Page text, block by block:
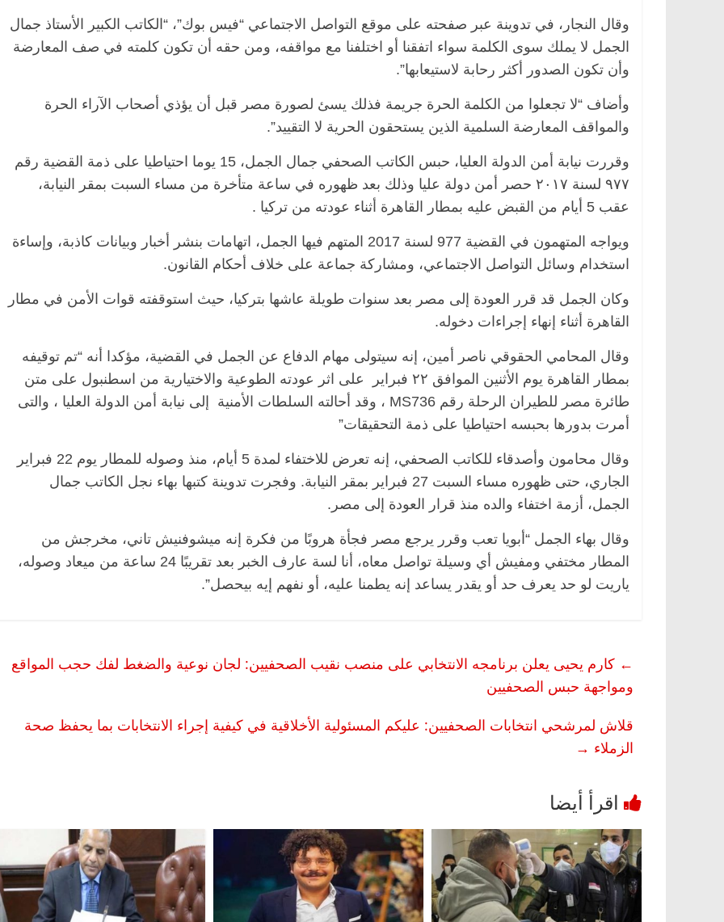
وقال النجار، في تدوينة عبر صفحته على موقع التواصل الاجتماعي “فيس بوك”، “الكاتب الكبير الأستاذ جمال
الجمل لا يملك سوى الكلمة سواء اتفقنا أو اختلفنا مع مواقفه، ومن حقه أن تكون كلمته في صف المعارضة
وأن تكون الصدور أكثر رحابة لاستيعابها”.
وأضاف “لا تجعلوا من الكلمة الحرة جريمة فذلك يسئ لصورة مصر قبل أن يؤذي أصحاب الآراء الحرة
والمواقف المعارضة السلمية الذين يستحقون الحرية لا التقييد”.
وقررت نيابة أمن الدولة العليا، حبس الكاتب الصحفي جمال الجمل، 15 يوما احتياطيا على ذمة القضية رقم
٩٧٧ لسنة ٢٠١٧ حصر أمن دولة عليا وذلك بعد ظهوره في ساعة متأخرة من مساء السبت بمقر النيابة،
عقب 5 أيام من القبض عليه بمطار القاهرة أثناء عودته من تركيا .
ويواجه المتهمون في القضية 977 لسنة 2017 المتهم فيها الجمل، اتهامات بنشر أخبار وبيانات كاذبة، وإساءة
استخدام وسائل التواصل الاجتماعي، ومشاركة جماعة على خلاف أحكام القانون.
وكان الجمل قد قرر العودة إلى مصر بعد سنوات طويلة عاشها بتركيا، حيث استوقفته قوات الأمن في مطار
القاهرة أثناء إنهاء إجراءات دخوله.
وقال المحامي الحقوقي ناصر أمين، إنه سيتولى مهام الدفاع عن الجمل في القضية، مؤكدا أنه “تم توقيفه
بمطار القاهرة يوم الأثنين الموافق ٢٢ فبراير على اثر عودته الطوعية والاختيارية من اسطنبول على متن
طائرة مصر للطيران الرحلة رقم MS736 ، وقد أحالته السلطات الأمنية إلى نيابة أمن الدولة العليا ، والتى
أمرت بدورها بحبسه احتياطيا على ذمة التحقيقات”
وقال محامون وأصدقاء للكاتب الصحفي، إنه تعرض للاختفاء لمدة 5 أيام، منذ وصوله للمطار يوم 22 فبراير
الجاري، حتى ظهوره مساء السبت 27 فبراير بمقر النيابة. وفجرت تدوينة كتبها بهاء نجل الكاتب جمال
الجمل، أزمة اختفاء والده منذ قرار العودة إلى مصر.
وقال بهاء الجمل “أبويا تعب وقرر يرجع مصر فجأة هروبًا من فكرة إنه ميشوفنيش تاني، مخرجش من
المطار مختفي ومفيش أي وسيلة تواصل معاه، أنا لسة عارف الخبر بعد تقريبًا 24 ساعة من ميعاد وصوله،
ياريت لو حد يعرف حد أو يقدر يساعد إنه يطمنا عليه، أو نفهم إيه بيحصل”.
← كارم يحيى يعلن برنامجه الانتخابي على منصب نقيب الصحفيين: لجان نوعية والضغط لفك حجب المواقع
ومواجهة حبس الصحفيين
قلاش لمرشحي انتخابات الصحفيين: عليكم المسئولية الأخلاقية في كيفية إجراء الانتخابات بما يحفظ صحة
الزملاء →
الرئيسية مصر ناس وناس
مقعد شاغر على مائدة الإفطار.. يحيى
(بروفايل)
الرئيسية مصر ناس وناس
في ذكرى رحيله.. د. نور فرحات فقيه
للحرية (بروفايل)
26 يناير، 2026
ناس وناس
فاروق.. خبير اقتصادي
ميلاده وحيداً على أبواب